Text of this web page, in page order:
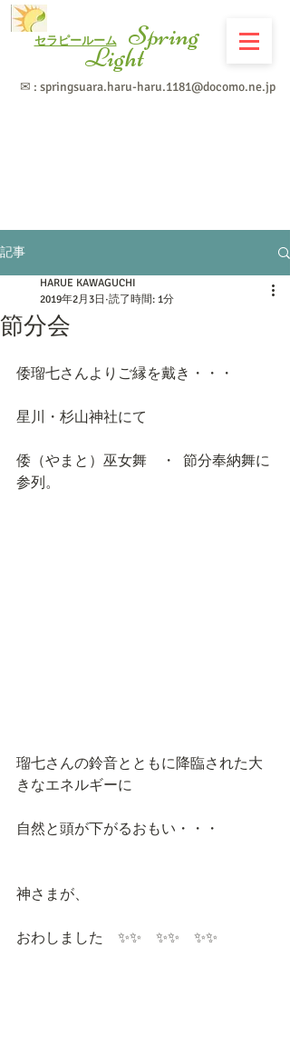
✉ : springsuara.haru-haru.1181@docomo.ne.jp
セラピールーム Spring
Light
記事
節分会
HARUE KAWAGUCHI
2019年2月3日 読了時間: 1分
倭瑠七さんよりご縁を戴き・・・
星川・杉山神社にて
倭（やまと）巫女舞　・  節分奉納舞に
参列。
瑠七さんの鈴音とともに降臨された大
きなエネルギーに
自然と頭が下がるおもい・・・
神さまが、
おわしました　✨✨　✨✨　✨✨